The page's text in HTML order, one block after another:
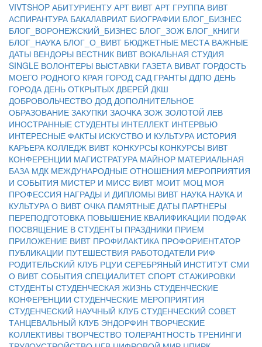
VIVTSHOP АБИТУРИЕНТУ АРТ ВИВТ АРТ ГРУППА ВИВТ
АСПИРАНТУРА БАКАЛАВРИАТ БИОГРАФИИ БЛОГ_БИЗНЕС
БЛОГ_ВОРОНЕЖСКИЙ_БИЗНЕС БЛОГ_ЗОЖ БЛОГ_КНИГИ
БЛОГ_НАУКА БЛОГ_О_ВИВТ БЮДЖЕТНЫЕ МЕСТА ВАЖНЫЕ
ДАТЫ ВЕНДОРЫ ВЕСТНИК ВИВТ ВОКАЛЬНАЯ СТУДИЯ
SINGLE ВОЛОНТЕРЫ ВЫСТАВКИ ГАЗЕТА ВИВАТ ГОРДОСТЬ
МОЕГО РОДНОГО КРАЯ ГОРОД САД ГРАНТЫ ДДПО ДЕНЬ
ГОРОДА ДЕНЬ ОТКРЫТЫХ ДВЕРЕЙ ДКШ
ДОБРОВОЛЬЧЕСТВО ДОД ДОПОЛНИТЕЛЬНОЕ
ОБРАЗОВАНИЕ ЗАКУПКИ ЗАОЧКА ЗОЖ ЗОЛОТОЙ ЛЕВ
ИНОСТРАННЫЕ СТУДЕНТЫ ИНТЕЛЛЕКТ ИНТЕРВЬЮ
ИНТЕРЕСНЫЕ ФАКТЫ ИСКУСТВО И КУЛЬТУРА ИСТОРИЯ
КАРЬЕРА КОЛЛЕДЖ ВИВТ КОНКУРСЫ КОНКУРСЫ ВИВТ
КОНФЕРЕНЦИИ МАГИСТРАТУРА МАЙНОР МАТЕРИАЛЬНАЯ
БАЗА МДК МЕЖДУНАРОДНЫЕ ОТНОШЕНИЯ МЕРОПРИЯТИЯ
И СОБЫТИЯ МИСТЕР И МИСС ВИВТ МОИТ МОЦ МОЯ
ПРОФЕССИЯ НАГРАДЫ И ДИПЛОМЫ ВИВТ НАУКА НАУКА И
КУЛЬТУРА О ВИВТ ОЧКА ПАМЯТНЫЕ ДАТЫ ПАРТНЕРЫ
ПЕРЕПОДГОТОВКА ПОВЫШЕНИЕ КВАЛИФИКАЦИИ ПОДФАК
ПОСВЯЩЕНИЕ В СТУДЕНТЫ ПРАЗДНИКИ ПРИЕМ
ПРИЛОЖЕНИЕ ВИВТ ПРОФИЛАКТИКА ПРОФОРИЕНТАТОР
ПУБЛИКАЦИИ ПУТЕШЕСТВИЯ РАБОТОДАТЕЛИ РИФ
РОДИТЕЛЬСКИЙ КЛУБ РЦУИ СЕРЕБРЯНЫЙ ИНСТИТУТ СМИ
О ВИВТ СОБЫТИЯ СПЕЦИАЛИТЕТ СПОРТ СТАЖИРОВКИ
СТУДЕНТЫ СТУДЕНЧЕСКАЯ ЖИЗНЬ СТУДЕНЧЕСКИЕ
КОНФЕРЕНЦИИ СТУДЕНЧЕСКИЕ МЕРОПРИЯТИЯ
СТУДЕНЧЕСКИЙ НАУЧНЫЙ КЛУБ СТУДЕНЧЕСКИЙ СОВЕТ
ТАНЦЕВАЛЬНЫЙ КЛУБ ЭНДОРФИН ТВОРЧЕСКИЕ
КОЛЛЕКТИВЫ ТВОРЧЕСТВО ТОЛЕРАНТНОСТЬ ТРЕНИНГИ